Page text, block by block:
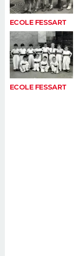
ECOLE FESSART
ECOLE FESSART